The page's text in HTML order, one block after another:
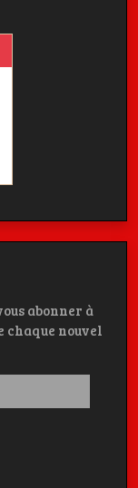
abonner à
chaque nouvel